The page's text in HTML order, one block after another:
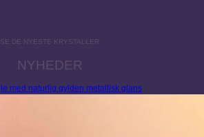
SE DE NYESTE KRYSTALLER
NYHEDER